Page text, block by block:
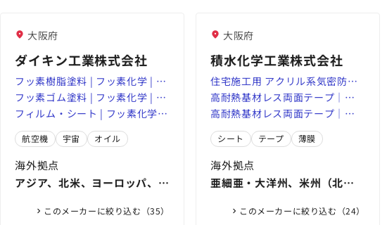
大阪府
ダイキン工業株式会社
フッ素樹脂塗料 | フッ素化学 | ダ
イキン工業株式会社
フッ素ゴム塗料 | フッ素化学 | ダ
イキン工業株式会社
フィルム・シート | フッ素化学 |
ダイキン工業株式会社
航空機 宇宙 オイル
海外拠点
アジア、北米、ヨーロッパ、中
このメーカーに絞り込む（35）
大阪府
積水化学工業株式会社
住宅施工用 アクリル系気密防水
片面テープ｜積水化学工業｜高
機能プラスチックスカンパニー
高耐熱基材レス両面テープ｜積
水化学工業｜高機能プラスチッ
クスカンパニー
高耐熱基材レス両面テープ｜積
水化学工業｜高機能プラスチッ
クスカンパニー
シート テープ 薄膜
海外拠点
亜細亜・大洋州、米州（北
このメーカーに絞り込む（24）